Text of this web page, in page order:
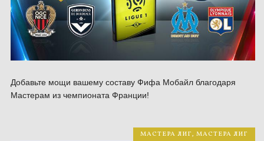
Добавьте мощи вашему составу Фифа Мобайл благодаря
Мастерам из чемпионата Франции!
МАСТЕРА ЛИГ, МАСТЕРА ЛИГ